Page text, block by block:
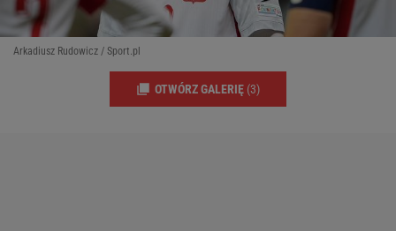
Arkadiusz Rudowicz / Sport.pl
OTWÓRZ GALERIĘ (3)